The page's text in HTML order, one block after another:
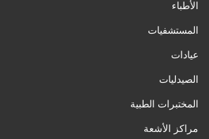
الأطباء
المستشفيات
عيادات
الصيدليات
المختبرات الطبية
مراكز الأشعة